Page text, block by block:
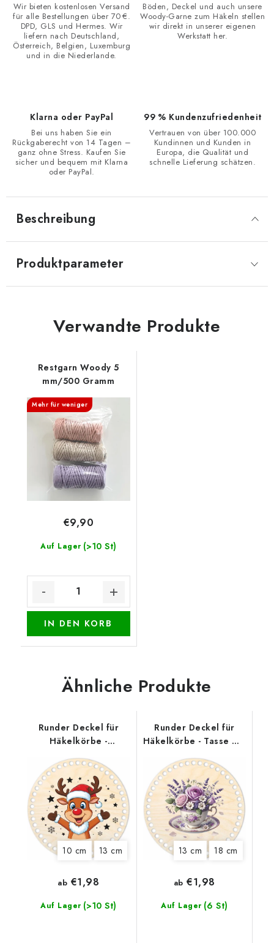
Wir bieten kostenlosen Versand
für alle Bestellungen über 70 €.
DPD, GLS und Hermes. Wir
liefern nach Deutschland,
Österreich, Belgien, Luxemburg
und in die Niederlande.
Böden, Deckel und auch unsere
Woody-Garne zum Häkeln stellen
wir direkt in unserer eigenen
Werkstatt her.
Klarna oder PayPal
Bei uns haben Sie ein
Rückgaberecht von 14 Tagen –
ganz ohne Stress. Kaufen Sie
sicher und bequem mit Klarna
oder PayPal.
99 % Kundenzufriedenheit
Vertrauen von über 100.000
Kundinnen und Kunden in
Europa, die Qualität und
schnelle Lieferung schätzen.
Beschreibung
Produktparameter
Verwandte Produkte
Restgarn Woody 5
mm/500 Gramm
Mehr für weniger
Auf Lager (>10 St)
€9,90
IN DEN KORB
Ähnliche Produkte
Runder Deckel für
Häkelkörbe -
10 cm 13 cm
Auf Lager (>10 St)
ab €1,98
Runder Deckel für
Häkelkörbe - Tasse mit
13 cm 18 cm
Auf Lager (6 St)
ab €1,98